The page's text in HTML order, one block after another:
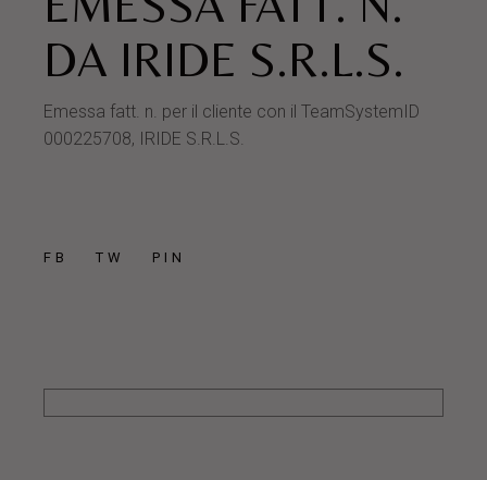
DA IRIDE S.R.L.S.
Emessa fatt. n. per il cliente con il TeamSystemID
000225708, IRIDE S.R.L.S.
FB TW PIN